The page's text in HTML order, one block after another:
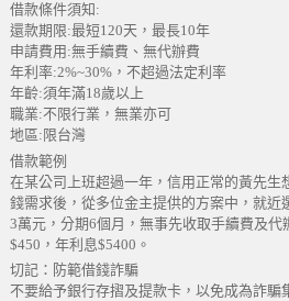
借款條件須知:
還款期限:最短120天，最長10年
申請費用:無手續費、無代辦費
年利率:2%~30%，不超過法定利率
年齡:須年滿18歲以上
職業:不限行業，無業亦可
地區:限台灣
借款範例
在某公司上班超過一年，信用正常的黃先生
錢需求後，從多位金主提供的方案中，就近
3萬元，分期6個月，無事先收取手續費及代
$450，年利息$5400。
切記：防範借錢詐騙
不要給予銀行存摺及提款卡，以免成為詐騙